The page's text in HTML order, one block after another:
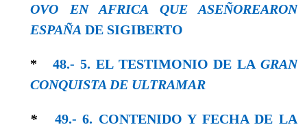
OVO EN AFRICA QUE ASEÑOREARON
ESPAÑA DE SIGIBERTO
*48.- 5. EL TESTIMONIO DE LAGRAN
CONQUISTA DE ULTRAMAR
* 49.- 6. CONTENIDO Y FECHA DE LA